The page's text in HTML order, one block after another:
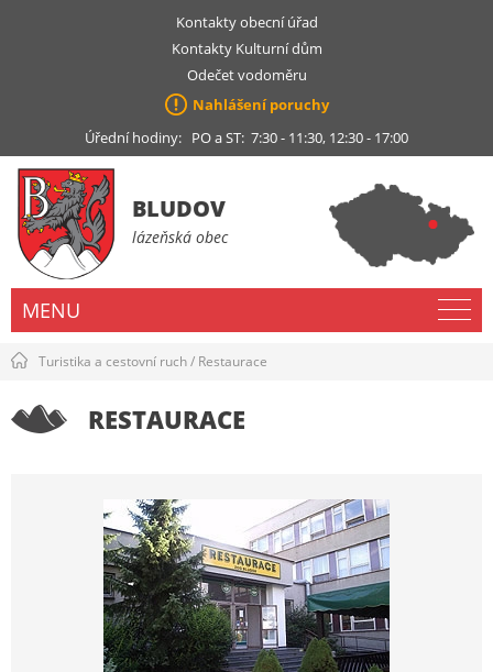
Kontakty obecní úřad
Kontakty Kulturní dům
Odečet vodoměru
Nahlášení poruchy
Úřední hodiny: PO a ST: 7:30 - 11:30, 12:30 - 17:00
BLUDOV
lázeňská obec
MENU
Turistika a cestovní ruch/ Restaurace
RESTAURACE